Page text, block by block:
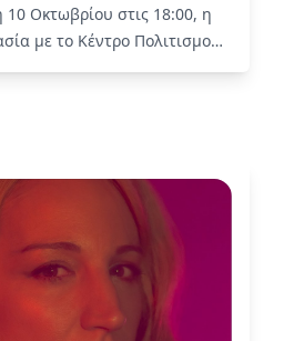
10 Οκτωβρίου στις 18:00, η
με το Κέντρο Πολιτισμού
Read More